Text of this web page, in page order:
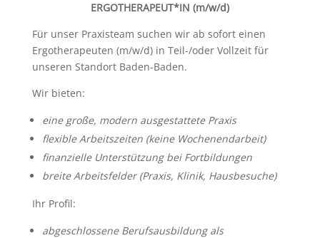
ERGOTHERAPEUT*IN (m/w/d)
Für unser Praxisteam suchen wir ab sofort einen
Ergotherapeuten (m/w/d) in Teil-/oder Vollzeit für
unseren Standort Baden-Baden.
Wir bieten:
eine große, modern ausgestattete Praxis
flexible Arbeitszeiten (keine Wochenendarbeit)
finanzielle Unterstützung bei Fortbildungen
breite Arbeitsfelder (Praxis, Klinik, Hausbesuche)
Ihr Profil:
abgeschlossene Berufsausbildung als